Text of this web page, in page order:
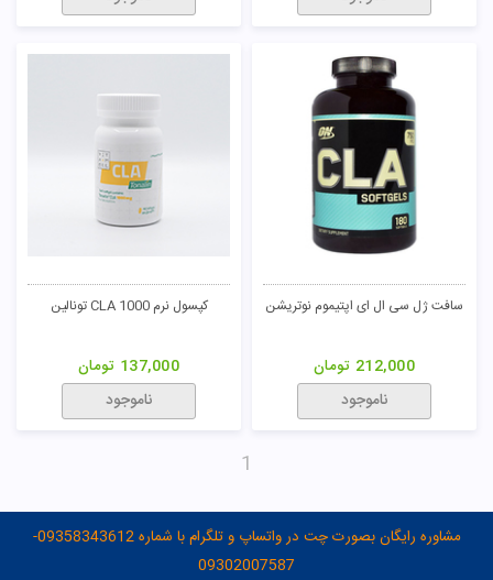
سافت ژل سی ال ای اپتیموم نوتریشن
212,000 تومان
ناموجود
کپسول نرم CLA 1000 تونالین
137,000 تومان
ناموجود
1
مشاوره رایگان بصورت چت در واتساپ و تلگرام با شماره 09358343612-
09302007587